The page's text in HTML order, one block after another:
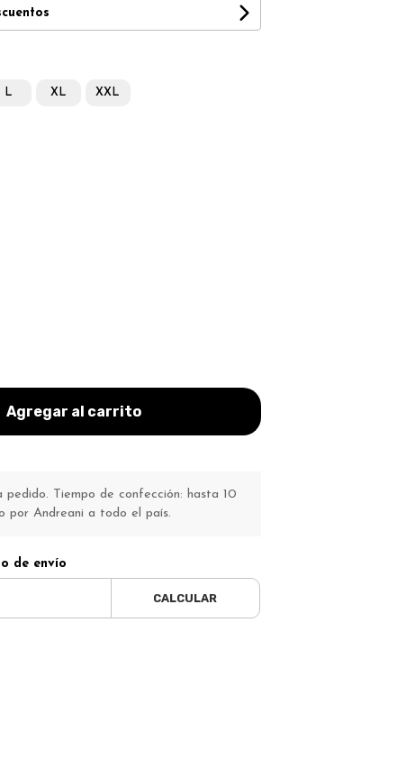
L XL XXL
Agregar al carrito
pedido. Tiempo de confección: hasta 10
por Andreani a todo el país.
de envío
CALCULAR